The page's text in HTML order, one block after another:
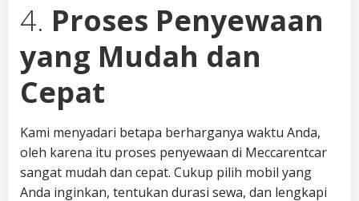
4. Proses Penyewaan
yang Mudah dan
Cepat
Kami menyadari betapa berharganya waktu Anda,
oleh karena itu proses penyewaan di Meccarentcar
sangat mudah dan cepat. Cukup pilih mobil yang
Anda inginkan, tentukan durasi sewa, dan lengkapi